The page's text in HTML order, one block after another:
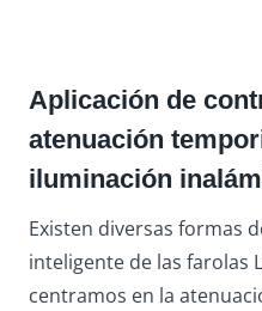
Aplicación de
atenuación
iluminación
Existen diversas formas
inteligente de las farolas
centramos en la